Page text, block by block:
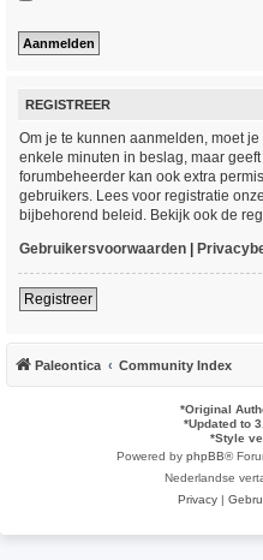
REGISTREER
Om je te kunnen aanmelden, moet
enkele minuten in beslag, maar
forumbeheerder kan ook extra
gebruikers. Lees voor registratie
bijbehorend beleid. Bekijk ook de
Gebruikersvoorwaarden |
Registreer
Paleontica Community Index
*Original
*Updated to
*Style
Powered by phpBB®
Nederlandse
Privacy |